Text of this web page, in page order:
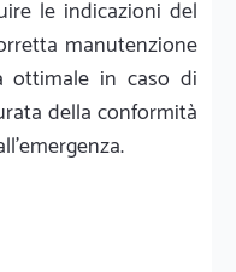
le indicazioni del
manutenzione
ottimale in caso di
della conformità